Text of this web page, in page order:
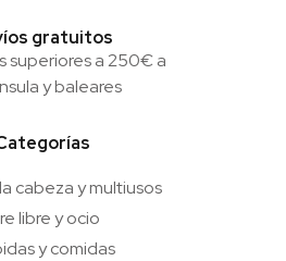
gratuitos
superiores a 250€ a
y baleares
cabeza y multiusos
libre y ocio
y comidas